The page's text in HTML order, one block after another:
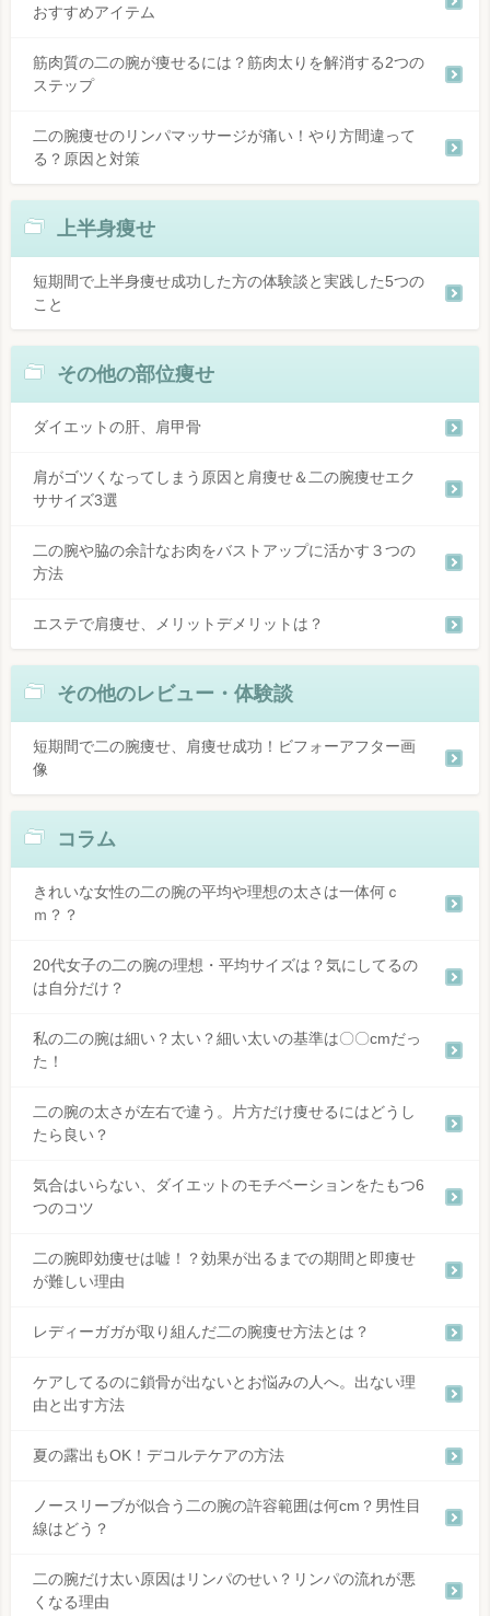
おすすめアイテム
筋肉質の二の腕が痩せるには？筋肉太りを解消する2つの
ステップ
二の腕痩せのリンパマッサージが痛い！やり方間違って
る？原因と対策
上半身痩せ
短期間で上半身痩せ成功した方の体験談と実践した5つの
こと
その他の部位痩せ
ダイエットの肝、肩甲骨
肩がゴツくなってしまう原因と肩痩せ＆二の腕痩せエク
ササイズ3選
二の腕や脇の余計なお肉をバストアップに活かす３つの
方法
エステで肩痩せ、メリットデメリットは？
その他のレビュー・体験談
短期間で二の腕痩せ、肩痩せ成功！ビフォーアフター画
像
コラム
きれいな女性の二の腕の平均や理想の太さは一体何ｃ
ｍ？？
20代女子の二の腕の理想・平均サイズは？気にしてるの
は自分だけ？
私の二の腕は細い？太い？細い太いの基準は〇〇cmだっ
た！
二の腕の太さが左右で違う。片方だけ痩せるにはどうし
たら良い？
気合はいらない、ダイエットのモチベーションをたもつ6
つのコツ
二の腕即効痩せは嘘！？効果が出るまでの期間と即痩せ
が難しい理由
レディーガガが取り組んだ二の腕痩せ方法とは？
ケアしてるのに鎖骨が出ないとお悩みの人へ。出ない理
由と出す方法
夏の露出もOK！デコルテケアの方法
ノースリーブが似合う二の腕の許容範囲は何cm？男性目
線はどう？
二の腕だけ太い原因はリンパのせい？リンパの流れが悪
くなる理由